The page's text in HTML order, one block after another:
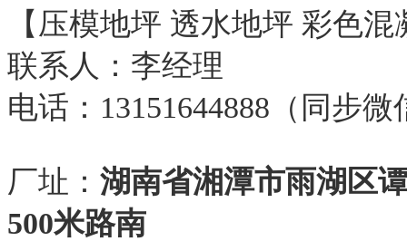
【压模地坪 透水地坪 彩色
联系人：李经理
电话：13151644888（同步微
厂址： 湖南省湘潭市雨湖区
500米路南